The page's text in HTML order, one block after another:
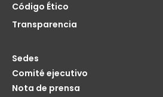
Código Ético
Transparencia
Sedes
Comité ejecutivo
Nota de prensa